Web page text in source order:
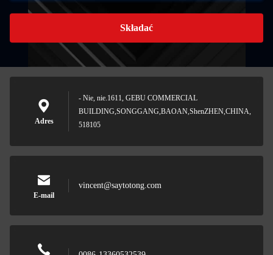
Składać
Adres
- Nie, nie.1611, GEBU COMMERCIAL
BUILDING,SONGGANG,BAOAN,ShenZHEN,CHINA,
518105
E-mail
vincent@saytotong.com